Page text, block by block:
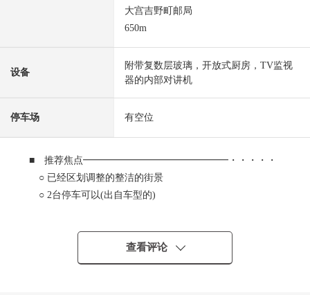
大宫吉野町邮局
650m
设备
附带复数层玻璃，开放式厨房，TV监视
器的内部对讲机
停车场 有空位
■ 推荐焦点━━━━━━━━━━━━━━━・・・・・
○ 已经区划调整的整洁的街景
○ 2台停车可以(出自车型的)
■ 建筑物的特徴
━━━━━━━━━━━━━━━・・・・・
○ 约17.8张塌塌米LDK
查看评论